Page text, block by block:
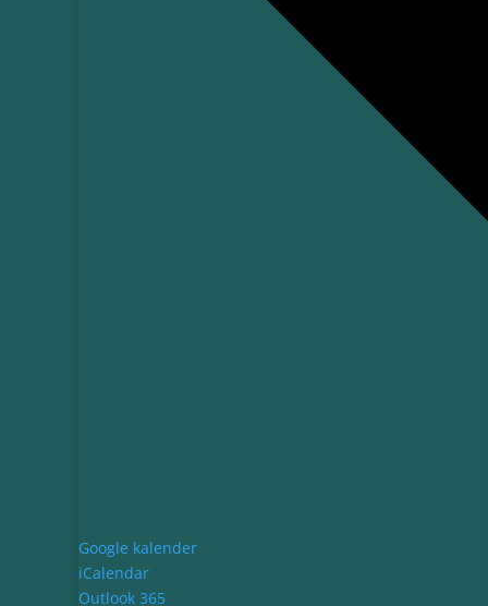
Google kalender
iCalendar
Outlook 365